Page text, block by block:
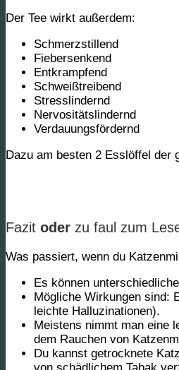
Der Tee wirkt außerdem:
Schmerzstillend
Fiebersenkend
Entkrampfend
Schweißtreibend
Stresslindernd
Nervositätslindernd
Verdauungsfördernd
Dazu am besten 2 Esslöffel der
Fazit oder zu faul zum
Was passiert, wenn du
Es können
Mögliche Wirkungen sind:
leichte Halluzinationen).
Meistens nimmt man eine
dem Rauchen von
Du kannst getrocknete
von schädlichem Tabak